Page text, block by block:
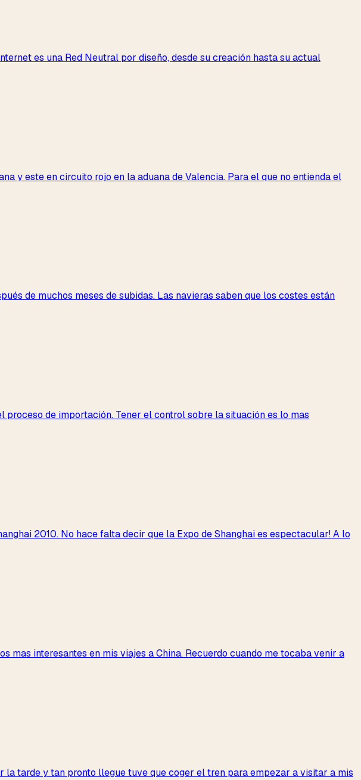
es una Red Neutral por diseño, desde su creación hasta su actual
y este en circuito rojo en la aduana de Valencia. Para el que no entienda el
de muchos meses de subidas. Las navieras saben que los costes están
de importación. Tener el control sobre la situación es lo mas
2010. No hace falta decir que la Expo de Shanghai es espectacular! A lo
mas interesantes en mis viajes a China. Recuerdo cuando me tocaba venir a
tarde y tan pronto llegue tuve que coger el tren para empezar a visitar a mis